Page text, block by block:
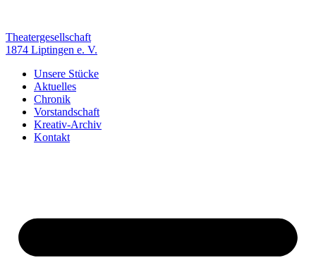
springen
Theatergesellschaft
1874 Liptingen e. V.
Unsere Stücke
Aktuelles
Chronik
Vorstandschaft
Kreativ-Archiv
Kontakt